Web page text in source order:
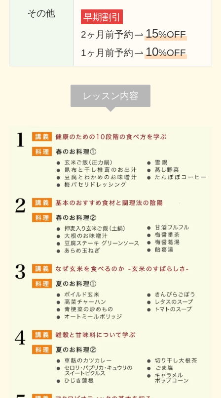
その他
早期割引
2ヶ月前予約
15%OFF
1ヶ月前予約
10%OFF
レッスン内容